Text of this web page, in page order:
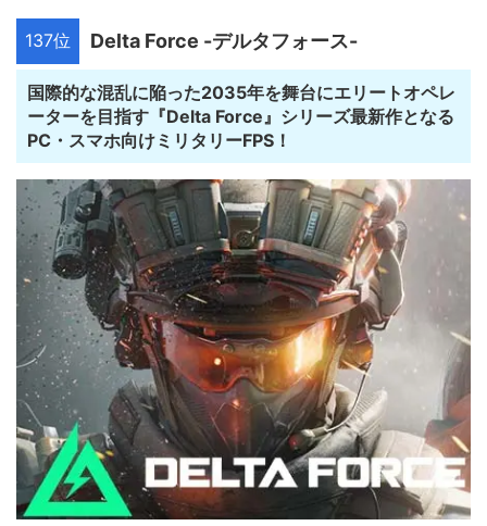
137位 Delta Force -デルタフォース-
国際的な混乱に陥った2035年を舞台にエリートオペレ
ーターを目指す『Delta Force』シリーズ最新作となる
PC・スマホ向けミリタリーFPS！